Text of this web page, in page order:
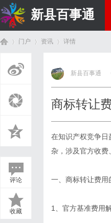
新县百事通
门户 资讯
›
详情
评论
收藏
新县百事通
商标转让
在知识产权竞争日
杂，涉及官方收费
一、商标转让费用
1、官方基准费用